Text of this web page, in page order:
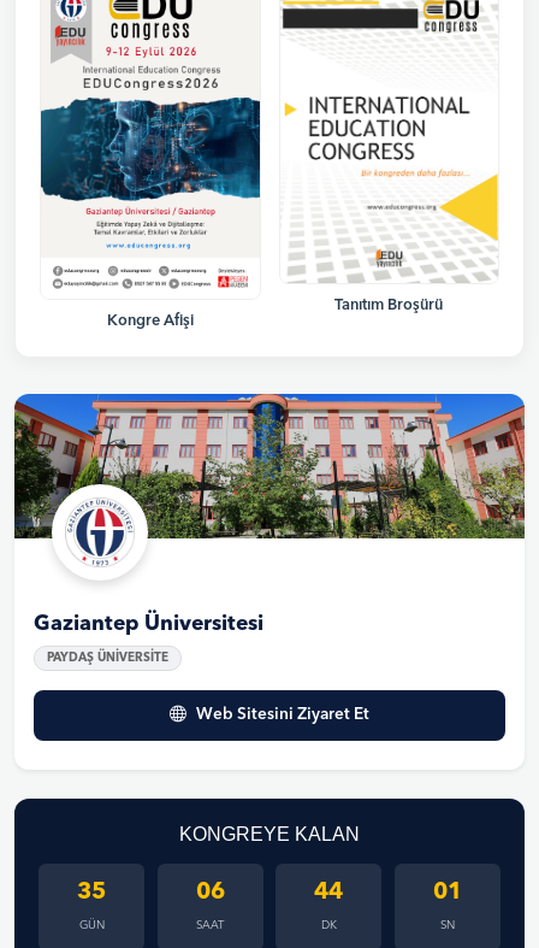
Kongre Afişi
Tanıtım Broşürü
Gaziantep Üniversitesi
PAYDAŞ ÜNİVERSİTE
Web Sitesini Ziyaret Et
KONGREYE KALAN
35
GÜN
06
SAAT
44
DK
01
SN